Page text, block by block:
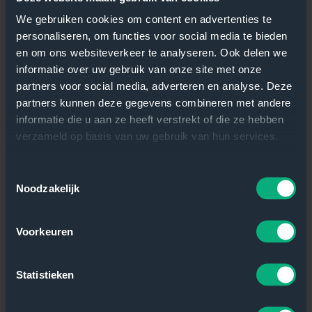
We gebruiken cookies om content en advertenties te
personaliseren, om functies voor social media te bieden
en om ons websiteverkeer te analyseren. Ook delen we
informatie over uw gebruik van onze site met onze
partners voor social media, adverteren en analyse. Deze
partners kunnen deze gegevens combineren met andere
informatie die u aan ze heeft verstrekt of die ze hebben
verzameld op basis van uw gebruik van hun services.
Noodzakelijk
Voorkeuren
Statistieken
kunnen ondernemen. Dankzij het dataplatform dat
stuurinformatie creëert en ontsluit en dat door Growteq is
gebouwd, zijn we schaalbaar als organisatie. Dit alles
maakt dat ik geen sores aan mijn hoofd heb op de
werkvloer en kan focussen op onze ambities. Ik hou van
die drive. Het trekt ook nieuwe mensen aan. Dankzij
Growteq kan ik mijn mensen nu zo faciliteren dat zij hun
werk perfect kunnen doen. Ik word daar gelukkig van; En
zeker ook van Growteq als innovatiepartner. Ze
communiceren goed, hebben controle over hun processen